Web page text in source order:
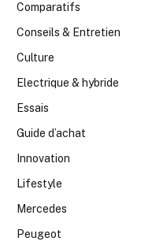
Comparatifs
Conseils & Entretien
Culture
Electrique & hybride
Essais
Guide d’achat
Innovation
Lifestyle
Mercedes
Peugeot